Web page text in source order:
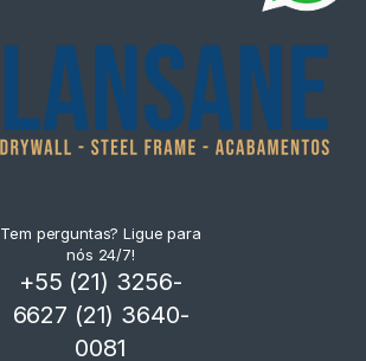
Tem perguntas? Ligue para
nós 24/7!
+55 (21) 3256-
6627 (21) 3640-
0081